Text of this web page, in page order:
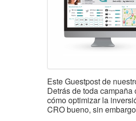
Este Guestpost de
Detrás de toda
cómo optimizar la
CRO bueno, sin